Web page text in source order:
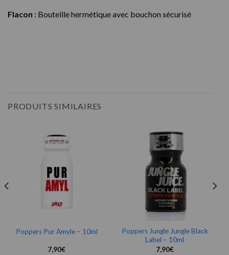
Flacon : Bouteille hermétique avec bouchon sécurisé
PRODUITS SIMILAIRES
Poppers Pur Amyle – 10ml
7,90€
Poppers Jungle Jungle Black
Label – 10ml
7,90€